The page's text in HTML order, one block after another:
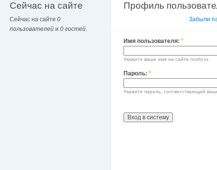
Сейчас на сайте
Сейчас на сайте 0
пользователей и 0 гостей.
Профиль
Забыли
Имя пользователя: *
Укажите ваше имя на сайте noshr.ru.
Пароль: *
Укажите пароль, соответствующий